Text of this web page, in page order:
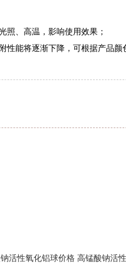
照、高温，影响使用效果；
性能将逐渐下降，可根据产品颜
活性氧化铝球价格 高锰酸钠活